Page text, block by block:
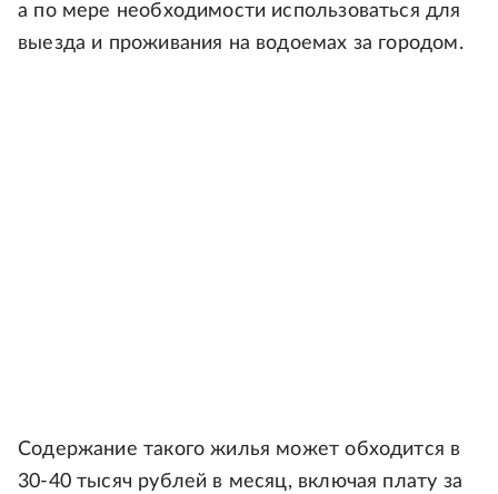
а по мере необходимости использоваться для
выезда и проживания на водоемах за городом.
Содержание такого жилья может обходится в
30-40 тысяч рублей в месяц, включая плату за